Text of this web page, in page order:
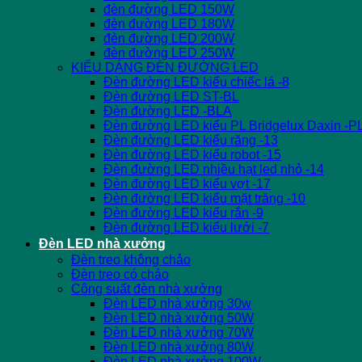
đèn đường LED 150W
đèn đường LED 180W
đèn đường LED 200W
đèn đường LED 250W
KIỂU DÁNG ĐÈN ĐƯỜNG LED
Đèn đường LED kiểu chiếc lá -8
Đèn đường LED ST-BL
Đèn đường LED -BLA
Đèn đường LED kiểu PL Bridgelux Daxin -
Đèn đường LED kiểu răng -13
Đèn đường LED kiểu robot -15
Đèn đường LED nhiều hạt led nhỏ -14
Đèn đường LED kiểu vợt -17
Đèn đường LED kiểu mặt trăng -10
Đèn đường LED kiểu rắn -9
Đèn đường LED kiểu lưới -7
Đèn LED nhà xưởng
Đèn treo không chảo
Đèn treo có chảo
Công suất đèn nhà xưởng
Đèn LED nhà xưởng 30w
Đèn LED nhà xưởng 50W
Đèn LED nhà xưởng 70W
Đèn LED nhà xưởng 80W